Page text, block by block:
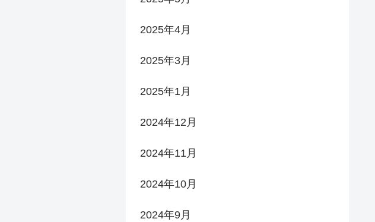
2025年4月
2025年3月
2025年1月
2024年12月
2024年11月
2024年10月
2024年9月